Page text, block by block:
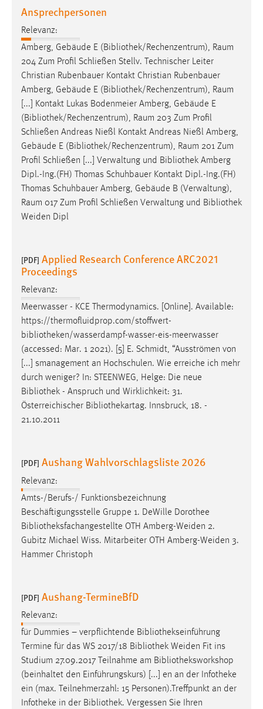
Ansprechpersonen
Relevanz:
Amberg, Gebäude E (Bibliothek/Rechenzentrum), Raum
204 Zum Profil Schließen Stellv. Technischer Leiter
Christian Rubenbauer Kontakt Christian Rubenbauer
Amberg, Gebäude E (Bibliothek/Rechenzentrum), Raum
[...] Kontakt Lukas Bodenmeier Amberg, Gebäude E
(Bibliothek/Rechenzentrum), Raum 203 Zum Profil
Schließen Andreas Nießl Kontakt Andreas Nießl Amberg,
Gebäude E (Bibliothek/Rechenzentrum), Raum 201 Zum
Profil Schließen [...] Verwaltung und Bibliothek Amberg
Dipl.-Ing.(FH) Thomas Schuhbauer Kontakt Dipl.-Ing.(FH)
Thomas Schuhbauer Amberg, Gebäude B (Verwaltung),
Raum 017 Zum Profil Schließen Verwaltung und Bibliothek
Weiden Dipl
[PDF] Applied Research Conference ARC2021
Proceedings
Relevanz:
Meerwasser - KCE Thermodynamics. [Online]. Available:
https://thermofluidprop.com/stoffwert-
bibliotheken/wasserdampf-wasser-eis-meerwasser
(accessed: Mar. 1 2021). [5] E. Schmidt, “Ausströmen von
[...] smanagement an Hochschulen. Wie erreiche ich mehr
durch weniger? In: STEENWEG, Helge: Die neue
Bibliothek - Anspruch und Wirklichkeit: 31.
Österreichischer Bibliothekartag. Innsbruck, 18. -
21.10.2011
[PDF] Aushang Wahlvorschlagsliste 2026
Relevanz:
Amts-/Berufs-/ Funktionsbezeichnung
Beschäftigungsstelle Gruppe 1. DeWille Dorothee
Bibliotheksfachangestellte OTH Amberg-Weiden 2.
Gubitz Michael Wiss. Mitarbeiter OTH Amberg-Weiden 3.
Hammer Christoph
[PDF] Aushang-TermineBfD
Relevanz:
für Dummies – verpflichtende Bibliothekseinführung
Termine für das WS 2017/18 Bibliothek Weiden Fit ins
Studium 27.09.2017 Teilnahme am Bibliotheksworkshop
(beinhaltet den Einführungskurs) [...] en an der Infotheke
ein (max. Teilnehmerzahl: 15 Personen).Treffpunkt an der
Infotheke in der Bibliothek. Vergessen Sie Ihren